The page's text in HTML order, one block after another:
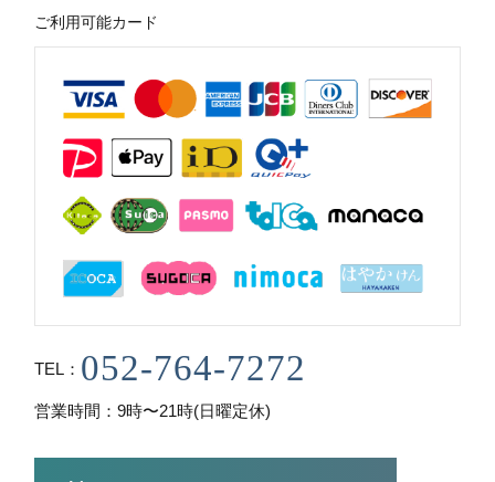
ご利用可能カード
TEL
営業時間 9時〜21時(日曜定休)